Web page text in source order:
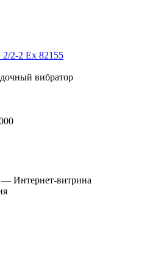
2-2 Ex 82155
вибратор
Интернет-витрина